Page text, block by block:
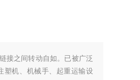
接之间转动自如。已被广泛
塑机、机械手、起重运输设